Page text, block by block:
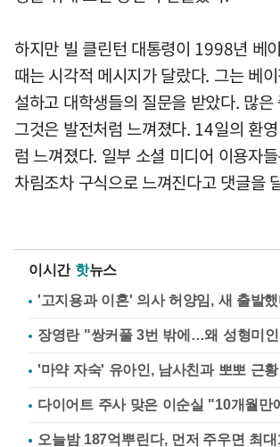
하지만 빌 클린턴 대통령이 1998년 베
때는 시각적 메시지가 달랐다. 그는 베
설하고 대학생들의 질문을 받았다. 많은
그것은 발전처럼 느껴졌다. 14일의 환
럼 느껴졌다. 일부 소셜 미디어 이용자
차림조차 구식으로 느껴진다고 댓글을
이시간 핫뉴스
'고지용과 이혼' 의사 허양임, 새 출발
장영란 "쌍커풀 3번 밖에…왜 성형미
'마약 자숙' 유아인, 남사친과 뽀뽀 근황
다이어트 주사 맞은 이순실 "10개월만